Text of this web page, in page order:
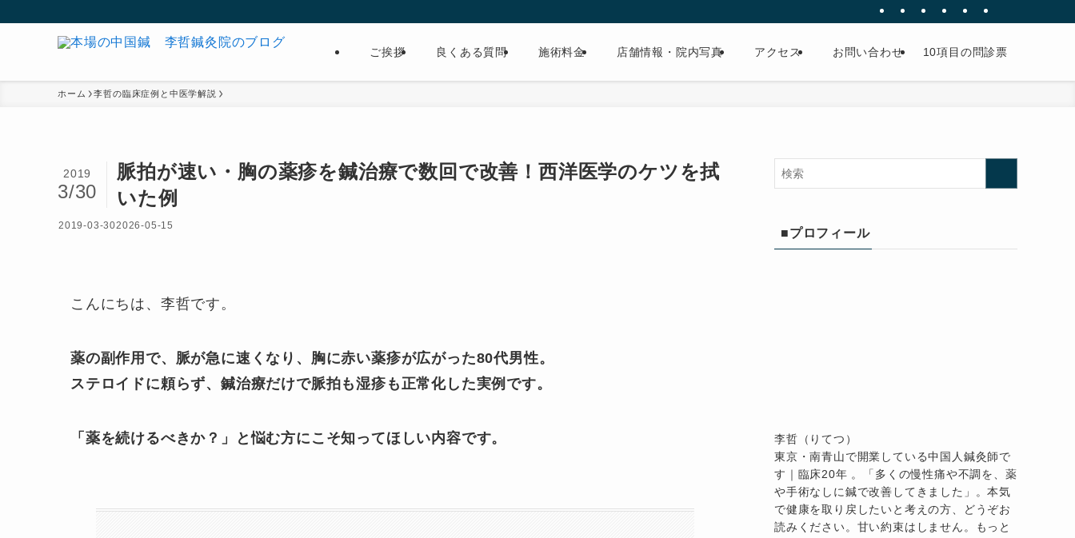
ご挨拶 良くある質問 施術料金 店舗情報・院内写真 アクセス お問い合わせ 10項目の問診票
ホーム 李哲の臨床症例と中医学解説
脈拍が速い・胸の薬疹を鍼治療で数回で改善！西洋医学のケツを拭
いた例
2019
3/30
2019-03-302026-05-15
こんにちは、李哲です。
薬の副作用で、脈が急に速くなり、胸に赤い薬疹が広がった80代男性。
ステロイドに頼らず、鍼治療だけで脈拍も湿疹も正常化した実例です。
「薬を続けるべきか？」と悩む方にこそ知ってほしい内容です。
■プロフィール
李哲（りてつ）
東京・南青山で開業している中国人鍼灸師で
す｜臨床20年 。「多くの慢性痛や不調を、薬
や手術なしに鍼で改善してきました」。本気
で健康を取り戻したいと考えの方、どうぞお
読みください。甘い約束はしません。もっと